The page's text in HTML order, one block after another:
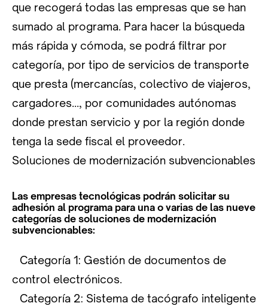
que recogerá todas las empresas que se han
sumado al programa. Para hacer la búsqueda
más rápida y cómoda, se podrá filtrar por
categoría, por tipo de servicios de transporte
que presta (mercancías, colectivo de viajeros,
cargadores…, por comunidades autónomas
donde prestan servicio y por la región donde
tenga la sede fiscal el proveedor.
Soluciones de modernización subvencionables
Las empresas tecnológicas podrán solicitar su
adhesión al programa para una o varias de las nueve
categorías de soluciones de modernización
subvencionables:
Categoría 1: Gestión de documentos de
control electrónicos.
Categoría 2: Sistema de tacógrafo inteligente